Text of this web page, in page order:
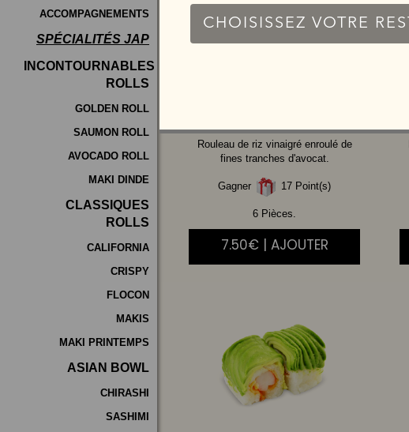
Programme
De
Fidélité
Vos
Avis
de
ACCOMPAGNEMENTS
SPÉCIALITÉS JAP
INCONTOURNABLES
ROLLS
GOLDEN ROLL
SAUMON ROLL
AVOCADO ROLL
MAKI DINDE
CLASSIQUES
ROLLS
CALIFORNIA
CRISPY
FLOCON
MAKIS
MAKI PRINTEMPS
ASIAN BOWL
CHIRASHI
SASHIMI
Rouleau de riz vinaigré enroulé de
fines tranches d'avocat.
Gagner 17 Point(s)
6 Pièces.
7.50€ | AJOUTER